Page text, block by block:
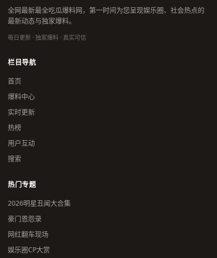
全网最新最全吃瓜爆料网，第一时间为您呈现娱乐圈、社会热点的
最新动态与独家爆料。
每日更新 · 独家爆料 · 真实可信
栏目导航
首页
爆料中心
实时更新
热榜
用户互动
搜索
热门专题
2026明星丑闻大合集
豪门恩怨录
网红翻车现场
娱乐圈CP大赏